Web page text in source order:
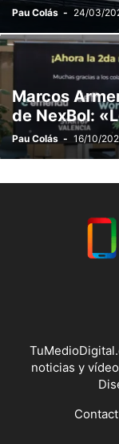
Pau Colás - 24/03/
Marcos
de NexBol:
Pau Colás - 16/10/
noticias y